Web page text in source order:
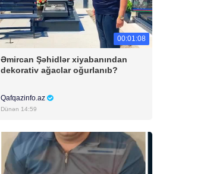
00:01:08
Əmircan Şəhidlər xiyabanından
dekorativ ağaclar oğurlanıb?
Qafqazinfo.az
Dünən 14:59